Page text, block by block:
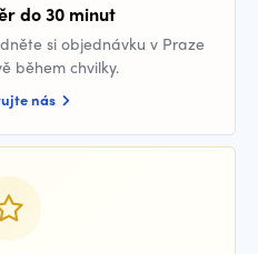
do 30 minut
si objednávku v Praze
během chvilky.
nás